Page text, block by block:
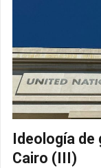
Ideología de
Cairo (III)